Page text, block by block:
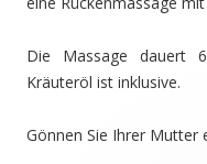
Die Massage dauert
Kräuteröl ist inklusive.
Gönnen Sie Ihrer Mutter